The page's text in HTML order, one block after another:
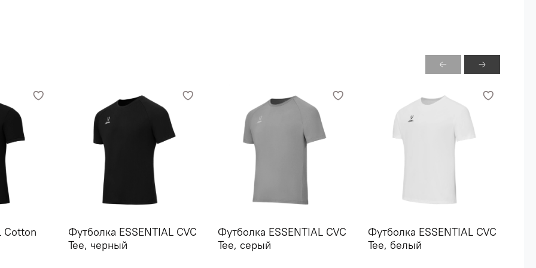
Cotton
Футболка ESSENTIAL CVC
Tee, черный
Футболка ESSENTIAL CVC
Tee, серый
Футболка ESSENTIAL CVC
Tee, белый